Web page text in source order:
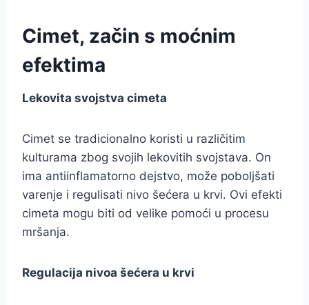
Cimet, začin s moćnim
efektima
Lekovita svojstva cimeta
Cimet se tradicionalno koristi u različitim
kulturama zbog svojih lekovitih svojstava. On
ima antiinflamatorno dejstvo, može poboljšati
varenje i regulisati nivo šećera u krvi. Ovi efekti
cimeta mogu biti od velike pomoći u procesu
mršanja.
Regulacija nivoa šećera u krvi